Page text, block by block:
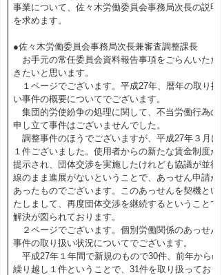
事業について、佐々木労働委員会事務局次長の説明
を求めます。
●佐々木労働委員会事務局次長兼審査調整課長
お手元の常任委員会資料報告事項をごらんいただ
きたいと思います。
１ページでございます。平成27年、暦年の取り扱
い事件の概要についてでございます。
集団的労使紛争の処理に関して、不当労働行為の
申し立て事件はございませんでした。
調整事件のほうでございますが、平成27年３月に
１件ございました。使用者からの新たな賃金制度が
提示され、団体交渉を実施したけれども協議が並行
線のまま進展がないということで、あっせん申請が
あったものでございます。このあっせんを契機とい
たしまして、再度団体交渉を継続するということで
解決が図られております。
２ページでございます。個別労働関係のあっせん
事件の取り扱い状況についてでございます。
平成27年１年間で新規のもので30件、前年からの
繰り越し１件ということで、31件を取り扱っており